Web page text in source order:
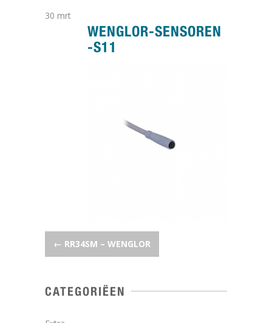
30 mrt
WENGLOR-SENSOREN
-S11
POST NAVIGATION
← RR34SM – WENGLOR
CATEGORIËEN